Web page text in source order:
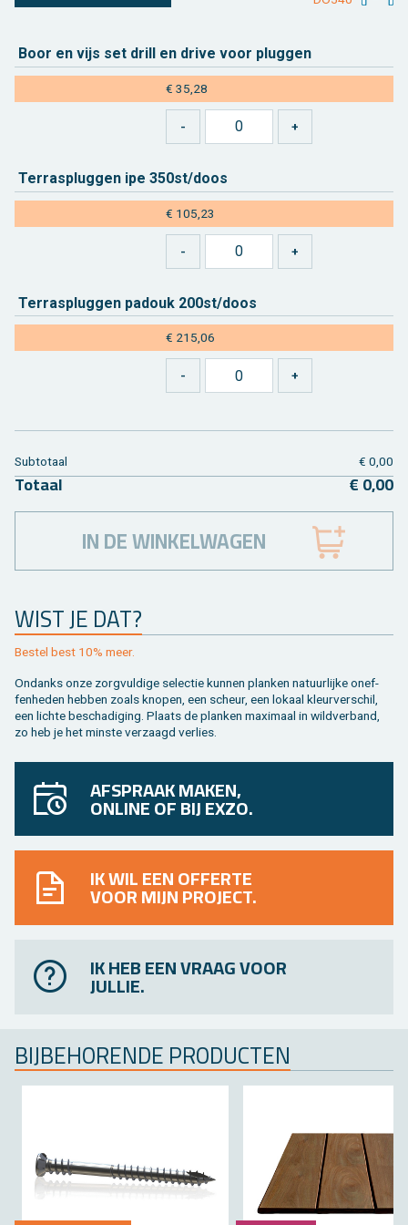
Boor en vijs set drill en drive voor plug­gen
€ 35,28
Ter­ras­plug­gen ipe 350st/doos
€ 105,23
Ter­ras­plug­gen pa­douk 200st/doos
€ 215,06
WIST JE DAT?
Be­stel best 10% meer.
On­danks onze zorg­vul­di­ge se­lec­tie kun­nen plan­ken na­tuur­lij­ke on­ef­
fen­he­den heb­ben zoals kno­pen, een scheur, een lo­kaal kleur­ver­schil,
een lich­te be­scha­di­ging. Plaats de plan­ken maxi­maal in wild­ver­band,
zo heb je het min­ste ver­zaagd ver­lies.
Sub­to­taal € 0,00
To­taal € 0,00
IN DE WINKELWAGEN
AFSPRAAK MAKEN,
ONLINE OF BIJ EXZO.
IK WIL EEN OFFERTE
VOOR MIJN PROJECT.
IK HEB EEN VRAAG VOOR
JULLIE.
BIJ­BE­HO­REN­DE PRO­DUC­TEN